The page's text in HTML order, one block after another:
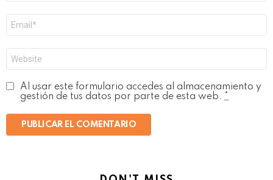
electrónico
*
Al usar este formulario accedes al almacenamiento y
gestión de tus datos por parte de esta web.